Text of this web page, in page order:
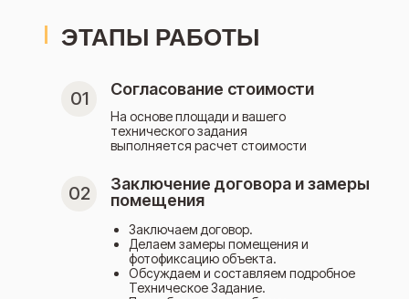
02
Заключение договора и замеры
помещения
Заключаем договор.
Делаем замеры помещения и
фотофиксацию объекта.
Обсуждаем и составляем подробное
Техническое 3адание.
01 Согласование стоимости
На основе площади и вашего
технического задания
выполняется расчет стоимости
ЭТАПЫ РАБОТЫ